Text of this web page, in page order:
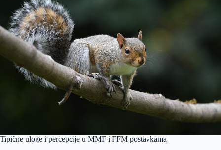
Tipične uloge i percepcije u MMF i FFM postavkama